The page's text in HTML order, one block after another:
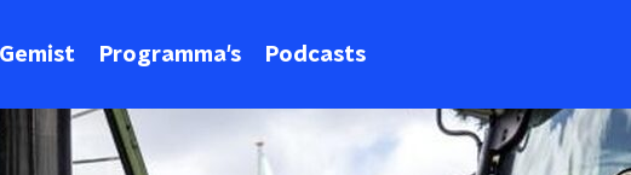
Gemist Programma's Podcasts